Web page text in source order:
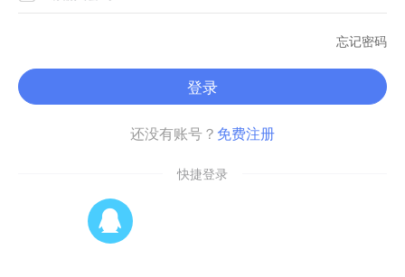
忘记密码
登录
还没有账号？ 免费注册
快捷登录